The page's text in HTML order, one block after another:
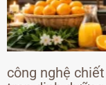
công nghệ